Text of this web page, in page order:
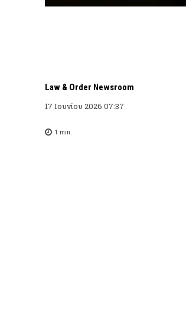
Law & Order Newsroom
17 Ιουνίου 2026 07:37
1 min.